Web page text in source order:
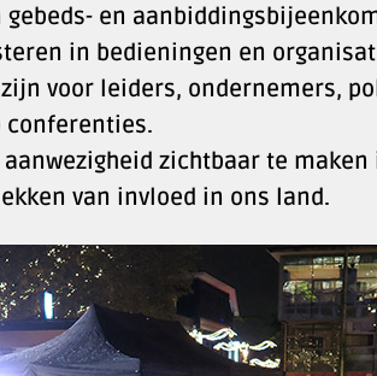
gebeds- en
in bedieningen en
voor leiders, ondernemers,
conferenties.
zichtbaar te
van invloed in ons land.